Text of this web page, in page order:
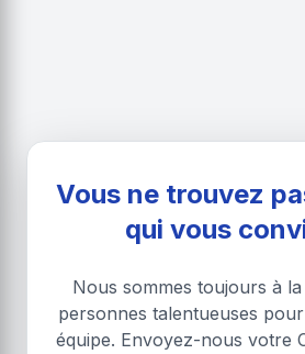
Vous ne trouvez
qui vous
Nous sommes toujours à
personnes talentueuses
équipe. Envoyez-nous votre